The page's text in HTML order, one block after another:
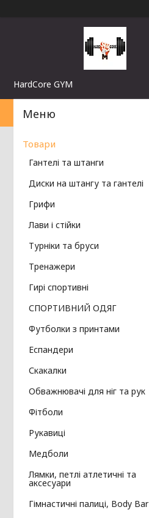
HardCore GYM
Товари
Гантелі та штанги
Диски на штангу та гантелі
Грифи
Лави і стійки
Турніки та бруси
Тренажери
Гирі спортивні
СПОРТИВНИЙ ОДЯГ
Футболки з принтами
Еспандери
Скакалки
Обважнювачі для ніг та рук
Фітболи
Рукавиці
Медболи
Лямки, петлі атлетичні та
аксесуари
Гімнастичні палиці, Body Bar